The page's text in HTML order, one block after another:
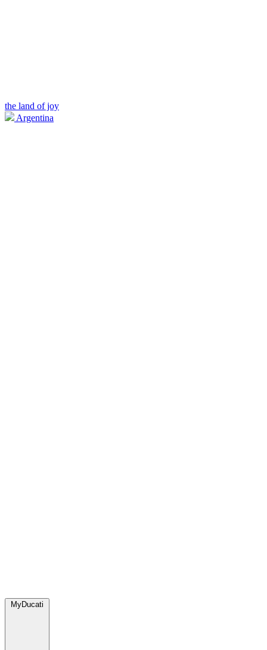
the land of joy
Argentina
MyDucati